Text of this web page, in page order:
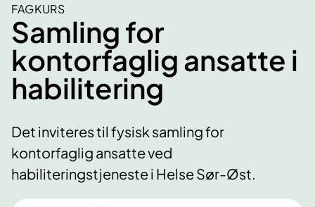
FAGKURS
Samling for
kontorfaglig ansatte i
habilitering
Det inviteres til fysisk samling for
kontorfaglig ansatte ved
habiliteringstjeneste i Helse Sør-Øst.